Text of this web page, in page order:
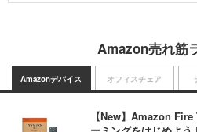
Amazon売れ筋
Amazonデバイス
【New】Amazon
オフィスチェア